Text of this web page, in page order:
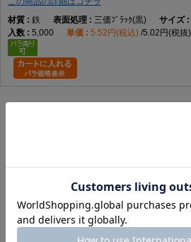
鉄
三価ﾌﾞﾗｯｸ(黒)
5,000
5.52円(税込) 5.02円(税抜)
メッキ違い商品
※カート内の在庫表示は、小箱在庫のみの表示